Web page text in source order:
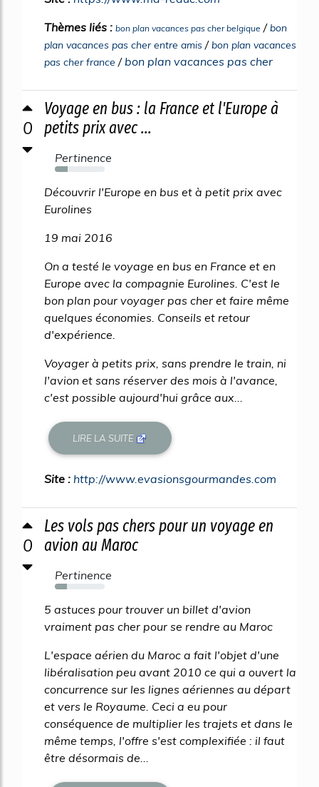
Thèmes liés : bon plan vacances pas cher belgique /bon
plan vacances pas cher entre amis /bon plan vacances
pas cher france / bon plan vacances pas cher
0
Voyage en bus : la France et l'Europe à
petits prix avec ...
Pertinence
26%
Découvrir l'Europe en bus et à petit prix avec
Eurolines
19 mai 2016
On a testé le voyage en bus en France et en
Europe avec la compagnie Eurolines. C'est le
bon plan pour voyager pas cher et faire même
quelques économies. Conseils et retour
d'expérience.
Voyager à petits prix, sans prendre le train, ni
l'avion et sans réserver des mois à l'avance,
c'est possible aujourd'hui grâce aux...
LIRE LA SUITE
Site : http://www.evasionsgourmandes.com
0
Les vols pas chers pour un voyage en
avion au Maroc
Pertinence
24%
5 astuces pour trouver un billet d'avion
vraiment pas cher pour se rendre au Maroc
L'espace aérien du Maroc a fait l'objet d'une
libéralisation peu avant 2010 ce qui a ouvert la
concurrence sur les lignes aériennes au départ
et vers le Royaume. Ceci a eu pour
conséquence de multiplier les trajets et dans le
même temps, l'offre s'est complexifiée : il faut
être désormais de...